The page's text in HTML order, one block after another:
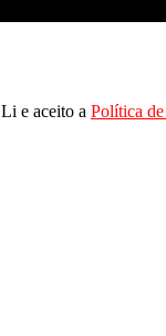
Li e aceito a Política